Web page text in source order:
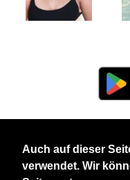
Auch auf dieser
verwendet. Wir